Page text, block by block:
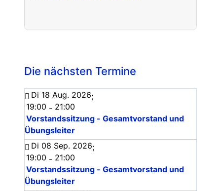
Die nächsten Termine
Di 18 Aug. 2026;
19:00 - 21:00
Vorstandssitzung - Gesamtvorstand und
Übungsleiter
Di 08 Sep. 2026;
19:00 - 21:00
Vorstandssitzung - Gesamtvorstand und
Übungsleiter